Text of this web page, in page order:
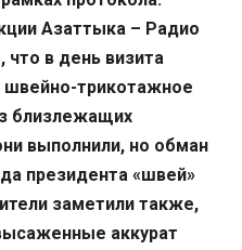
Азаттыка – Радио
что в день визита
швейно-трикотажное
близлежащих
выполнили, но обман
президента «швей»
заметили также,
аккурат